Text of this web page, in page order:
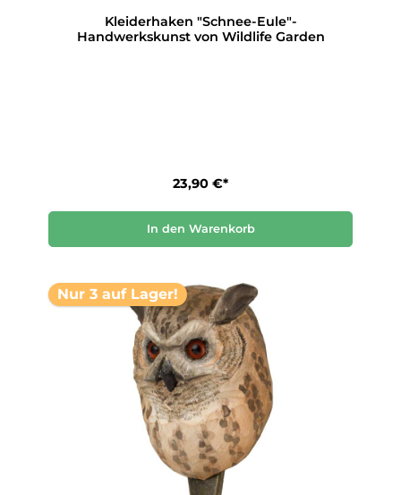
Kleiderhaken "Schnee-Eule"-
Handwerkskunst von Wildlife Garden
23,90 €*
In den Warenkorb
Nur 3 auf Lager!